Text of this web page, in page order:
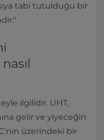
tabi tutulduğu bir
ilgilidir. UHT,
gelir ve yiyeceğin
üzerindeki bir